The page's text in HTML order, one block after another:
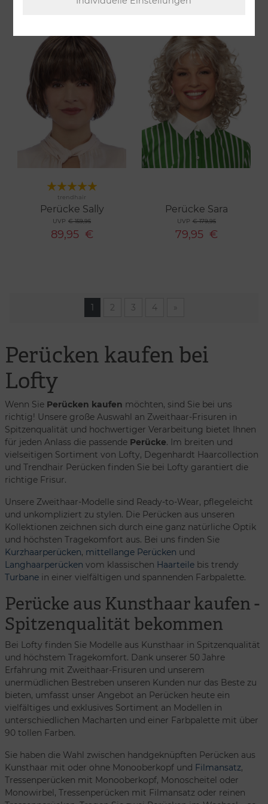
2 Farben Merken
trendhair
Perücke Sally
UVP € 159,95
89,95 €
Perücke Sara
UVP € 179,95
79,95 €
1 2 3 4 »
Perücken kaufen bei
Lofty
Wenn Sie Perücken kaufen möchten, sind Sie bei uns
richtig! Unsere große Auswahl an Zweithaar-Frisuren in
Spitzenqualität und hochwertiger Verarbeitung bietet Ihnen
für jeden Anlass die passende Perücke. Im breiten und
vielseitigen Sortiment von Lofty, Degenhardt Haarcollection
und Trendhair Perücken finden Sie bei Lofty garantiert die
richtige Frisur.
Unsere Zweithaar-Modelle sind Ready-to-Wear, pflegeleicht
und unkompliziert zu stylen. Die Perücken aus unseren
Kollektionen zeichnen sich durch eine ganz natürliche Optik
und höchsten Tragekomfort aus. Bei uns finden Sie
Kurzhaarperücken, mittellange Perücken und
Langhaarperücken vom klassischen Haarteile bis trendy
Turbane in einer vielfältigen und spannenden Farbpalette.
Perücke aus Kunsthaar kaufen -
Spitzenqualität bekommen
Bei Lofty finden Sie Modelle aus Kunsthaar in Spitzenqualität
und höchstem Tragekomfort. Dank unserer 50 Jahre
Erfahrung mit Zweithaar-Frisuren und unserem
unermüdlichen Bestreben unseren Kunden nur das Beste zu
bieten, umfasst unser Angebot an Perücken heute ein
vielfältiges und exklusives Sortiment an Modellen in
unterschiedlichen Macharten und einer Farbpalette mit über
90 tollen Farben.
Sie haben die Wahl zwischen handgeknüpften Perücken aus
Kunsthaar mit oder ohne Monooberkopf und Filmansatz,
Tressenperücken mit Monooberkopf, Monoscheitel oder
Monowirbel, Tressenperücken mit Filmansatz oder reinen